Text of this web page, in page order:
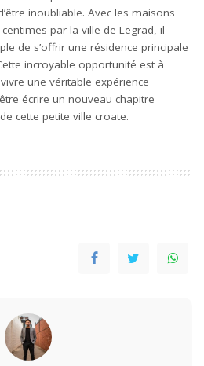
inoubliable. Avec les maisons
par la ville de Legrad, il
de s’offrir une résidence principale
incroyable opportunité est à
une véritable expérience
écrire un nouveau chapitre
de cette petite ville croate.